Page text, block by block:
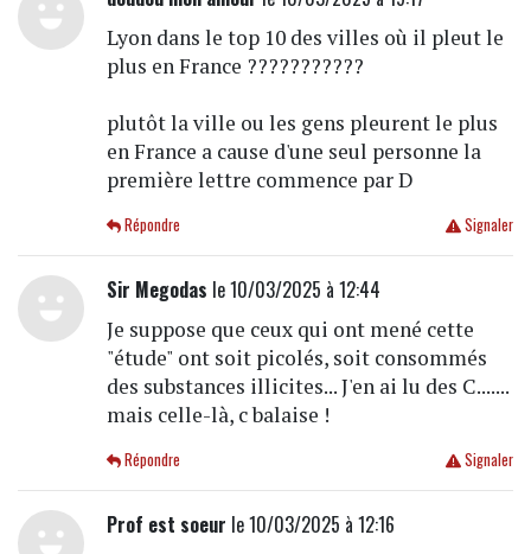
Lyon dans le top 10 des villes où il pleut le
plus en France ???????????
plutôt la ville ou les gens pleurent le plus
en France a cause d'une seul personne la
première lettre commence par D
Signaler
Répondre
Sir Megodas le 10/03/2025 à 12:44
Je suppose que ceux qui ont mené cette
"étude" ont soit picolés, soit consommés
des substances illicites... J'en ai lu des C.......
mais celle-là, c balaise !
Signaler
Répondre
Prof est soeur le 10/03/2025 à 12:16